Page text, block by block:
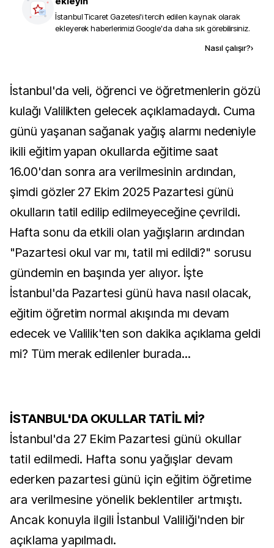
İstanbul Ticaret Gazetesi'i tercih edilen kaynak olarak
ekleyerek haberlerimizi Google'da daha sık görebilirsiniz.
Nasıl çalışır?›
İstanbul'da veli, öğrenci ve öğretmenlerin gözü
kulağı Valilikten gelecek açıklamadaydı. Cuma
günü yaşanan sağanak yağış alarmı nedeniyle
ikili eğitim yapan okullarda eğitime saat
16.00'dan sonra ara verilmesinin ardından,
şimdi gözler 27 Ekim 2025 Pazartesi günü
okulların tatil edilip edilmeyeceğine çevrildi.
Hafta sonu da etkili olan yağışların ardından
"Pazartesi okul var mı, tatil mi edildi?" sorusu
gündemin en başında yer alıyor. İşte
İstanbul'da Pazartesi günü hava nasıl olacak,
eğitim öğretim normal akışında mı devam
edecek ve Valilik'ten son dakika açıklama geldi
mi? Tüm merak edilenler burada...
İSTANBUL'DA OKULLAR TATİL Mİ?
İstanbul'da 27 Ekim Pazartesi günü okullar
tatil edilmedi. Hafta sonu yağışlar devam
ederken pazartesi günü için eğitim öğretime
ara verilmesine yönelik beklentiler artmıştı.
Ancak konuyla ilgili İstanbul Valiliği'nden bir
açıklama yapılmadı.